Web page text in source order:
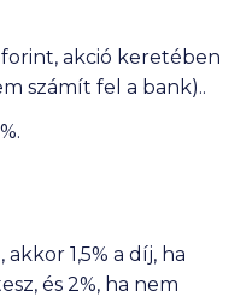
forint, akció keretében
számít fel a bank)..
1,5% a díj, ha
és 2%, ha nem